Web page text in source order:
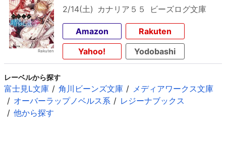
2/14(土) カナリア５５ ビーズログ文庫
Amazon
Rakuten
Yahoo!
Yodobashi
レーベルから探す
富士見L文庫 角川ビーンズ文庫
メディアワークス文庫
オーバーラップノベルス系
レジーナブックス
他から探す